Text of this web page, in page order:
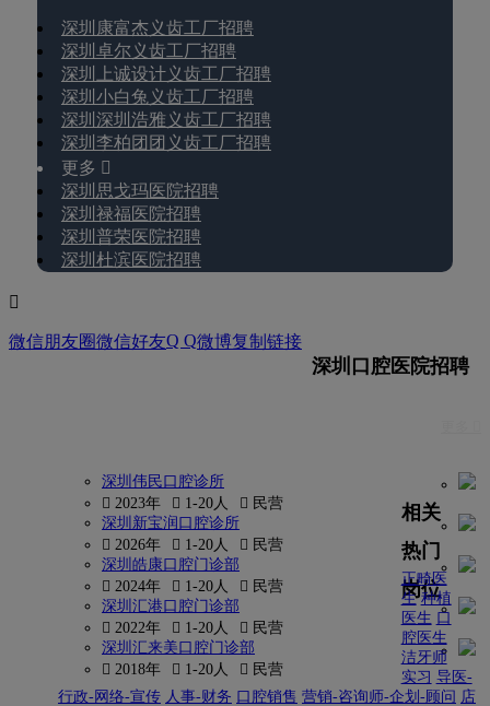
深圳康富杰义齿工厂招聘
深圳卓尔义齿工厂招聘
深圳上诚设计义齿工厂招聘
深圳小白兔义齿工厂招聘
深圳深圳浩雅义齿工厂招聘
深圳李柏团团义齿工厂招聘
更多 
深圳思戈玛医院招聘
深圳禄福医院招聘
深圳普荣医院招聘
深圳杜滨医院招聘

微信朋友圈微信好友Q Q微博复制链接
深圳口腔医院招聘
深圳伟民口腔诊所
 2023年
 1-20人
 民营
深圳新宝润口腔诊所
 2026年
 1-20人
 民营
深圳皓康口腔门诊部
 2024年
 1-20人
 民营
深圳汇港口腔门诊部
 2022年
 1-20人
 民营
深圳汇来美口腔门诊部
 2018年
 1-20人  民营
相关
热门
岗位
正畸医
生 种植
医生 口
腔医生
洁牙师
实习 导医-
行政-网络-宣传 人事-财务 口腔销售 营销-咨询师-企划-顾问 店